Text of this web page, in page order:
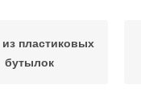
пластиковых
бутылок